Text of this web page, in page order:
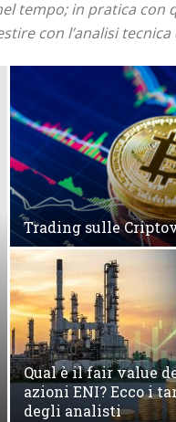
tempo; in pratica con
con l’analisi
Trading sulle
Qual è il fair value
azioni ENI? Ecco i
degli analisti